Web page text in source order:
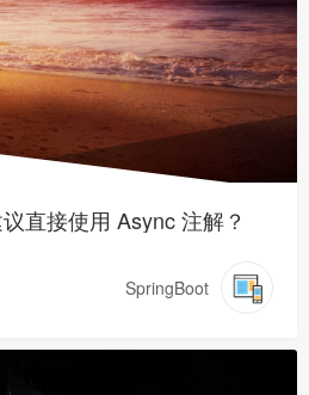
直接使用 Async 注解？
SpringBoot